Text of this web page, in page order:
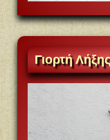
Γιορτή